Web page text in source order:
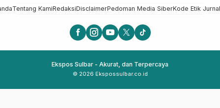
Tentang KamiRedaksiDisclaimerPedoman Media SiberKode Etik
Ekspos Sulbar - Akurat, dan Terpercaya
© 2026 Ekspossulbar.co.id